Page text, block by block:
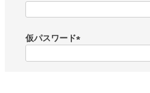
)
仮パスワード